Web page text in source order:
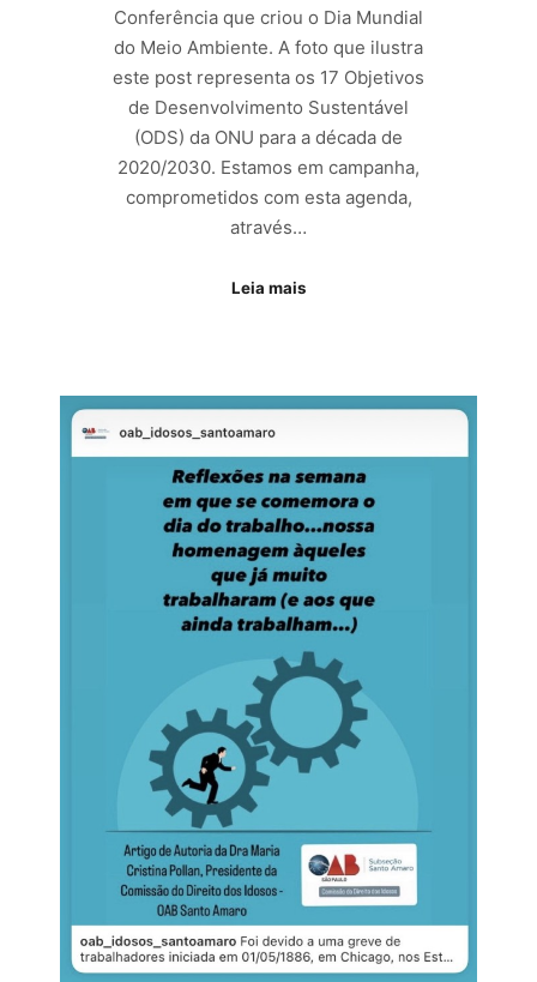
Conferência que criou o Dia Mundial
do Meio Ambiente. A foto que ilustra
este post representa os 17 Objetivos
de Desenvolvimento Sustentável
(ODS) da ONU para a década de
2020/2030. Estamos em campanha,
comprometidos com esta agenda,
através…
Leia mais